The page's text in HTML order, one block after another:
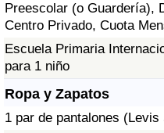
Preescolar (o Guardería),
Centro Privado, Cuota
Escuela Primaria
para 1 niño
Ropa y Zapatos
1 par de pantalones (Levis